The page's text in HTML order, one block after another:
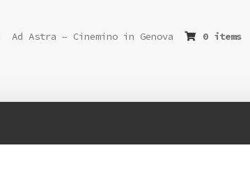
Ad Astra – Cinemino in Genova 0 items